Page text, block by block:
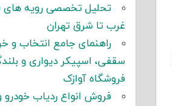
تحلیل تخصصی رویه های
غرب تا شرق تهران
راهنمای جامع انتخاب و
سقفی، اسپیکر دیواری و
فروشگاه آوازک
فروش انواع ردیاب خودرو